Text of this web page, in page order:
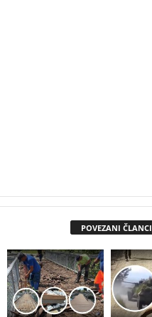
POVEZANI ČLANCI